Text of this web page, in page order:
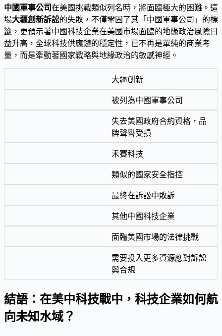
中國軍事公司在美國挑戰類似列名時，將面臨極大的困難。這
場大疆創新訴訟的失敗，不僅鞏固了其「中國軍事公司」的標
籤，更預示著中國科技企業在美國市場面臨的地緣政治風險日
益升高，全球科技供應鏈的穩定性，已不再是單純的商業考
量，而是牽動著國家戰略與地緣政治的敏感神經。
大疆創新
被列為中國軍事公司
失去美國政府合約資格，品
牌聲譽受損
禾賽科技
類似的國家安全指控
最終在訴訟中敗訴
其他中國科技企業
面臨美國市場的法律挑戰
需要投入更多資源應對訴訟
與合規
結語：在美中科技戰中，科技企業如何航
向未知水域？